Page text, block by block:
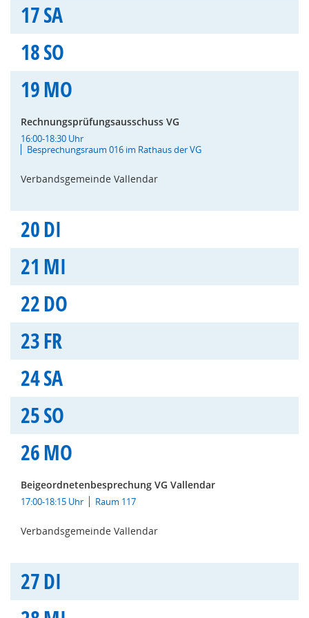
17SA
18SO
19MO
Rechnungsprüfungsausschuss VG
16:00-18:30 Uhr
Besprechungsraum 016 im Rathaus der VG
Verbandsgemeinde Vallendar
20DI
21 MI
22DO
23FR
24SA
25SO
26MO
Beigeordnetenbesprechung VG Vallendar
17:00-18:15 Uhr Raum 117
Verbandsgemeinde Vallendar
27DI